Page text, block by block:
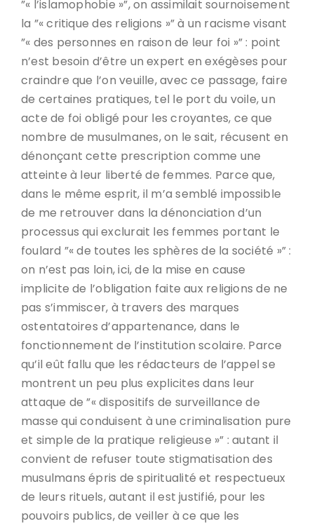
”« l’islamophobie »”, on assimilait sournoisement
la ”« critique des religions »” à un racisme visant
”« des personnes en raison de leur foi »” : point
n’est besoin d’être un expert en exégèses pour
craindre que l’on veuille, avec ce passage, faire
de certaines pratiques, tel le port du voile, un
acte de foi obligé pour les croyantes, ce que
nombre de musulmanes, on le sait, récusent en
dénonçant cette prescription comme une
atteinte à leur liberté de femmes. Parce que,
dans le même esprit, il m’a semblé impossible
de me retrouver dans la dénonciation d’un
processus qui exclurait les femmes portant le
foulard ”« de toutes les sphères de la société »” :
on n’est pas loin, ici, de la mise en cause
implicite de l’obligation faite aux religions de ne
pas s’immiscer, à travers des marques
ostentatoires d’appartenance, dans le
fonctionnement de l’institution scolaire. Parce
qu’il eût fallu que les rédacteurs de l’appel se
montrent un peu plus explicites dans leur
attaque de ”« dispositifs de surveillance de
masse qui conduisent à une criminalisation pure
et simple de la pratique religieuse »” : autant il
convient de refuser toute stigmatisation des
musulmans épris de spiritualité et respectueux
de leurs rituels, autant il est justifié, pour les
pouvoirs publics, de veiller à ce que les